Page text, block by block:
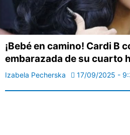
¡Bebé en camino! Cardi B
embarazada de su cuarto
Izabela Pecherska 17/09/2025 -